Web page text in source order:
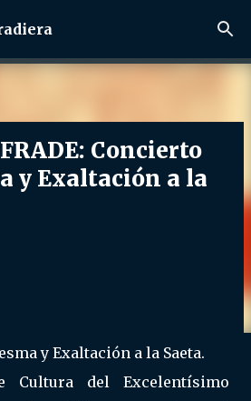
principal
Concierto
y Exaltación a la
y Exaltación a la Saeta.
Cultura del Excelentísimo